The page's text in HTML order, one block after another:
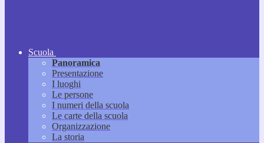
Scuola
Panoramica
Presentazione
I luoghi
Le persone
I numeri della scuola
Le carte della scuola
Organizzazione
La storia